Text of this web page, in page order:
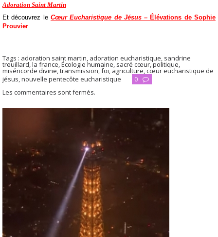
Adoration Saint Martin
Et découvrez le Cœur Eucharistique de Jésus – Élévations de Sophie
Prouvier
Tags : adoration saint martin, adoration eucharistique, sandrine
treuillard,la france,Écologie humaine, sacré cœur,politique,
miséricorde divine,transmission,foi, agriculture,cœur eucharistique de
jésus,nouvelle pentecôte eucharistique
0
Les commentaires sont fermés.